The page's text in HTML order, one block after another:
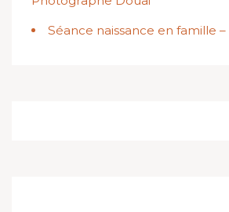
Séance naissance en famille